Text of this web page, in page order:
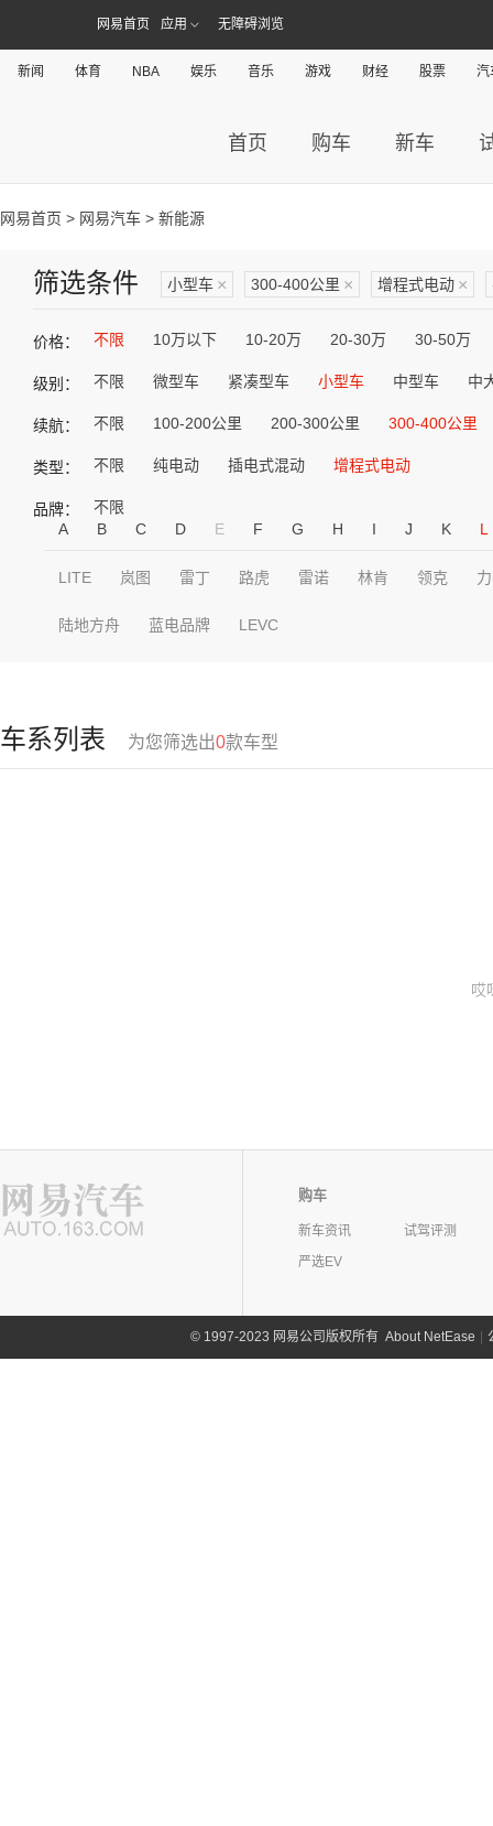
网易首页 应用 无障碍浏览
新闻 体育 NBA 娱乐 音乐 游戏 财经 股票 汽
首页 购车 新车
网易首页 > 网易汽车 > 新能源
筛选条件 小型车 × 300-400公里 × 增程式电动 ×
价格： 不限 10万以下 10-20万 20-30万 30-50万
级别： 不限 微型车 紧凑型车 小型车 中型车 中
续航： 不限 100-200公里 200-300公里 300-400公里
类型： 不限 纯电动 插电式混动 增程式电动
品牌：
不限
A
B C D E F G H I J K L
LITE 岚图 雷丁 路虎 雷诺 林肯 领克
陆地方舟 蓝电品牌 LEVC
车系列表 为您筛选出0款车型
哎
购车
新车资讯
试驾评测
严选EV
©1997-2023 网易公司版权所有 About NetEase